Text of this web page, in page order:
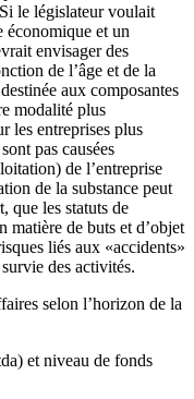
le législateur voulait
économique et un
envisager des
de l’âge et de la
aux composantes
modalité plus
les entreprises plus
pas causées
de l’entreprise
de la substance peut
que les statuts de
matière de buts et d’objet
liés aux «accidents»
des activités.
selon l’horizon de la
et niveau de fonds